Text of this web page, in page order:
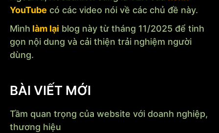
YouTube có các video nói về các chủ đề này.
Mình làm lại blog này từ tháng 11/2025 để tinh
gọn nội dung và cải thiện trải nghiệm người
dùng.
BÀI VIẾT MỚI
Tầm quan trọng của website với doanh nghiệp,
thương hiệu